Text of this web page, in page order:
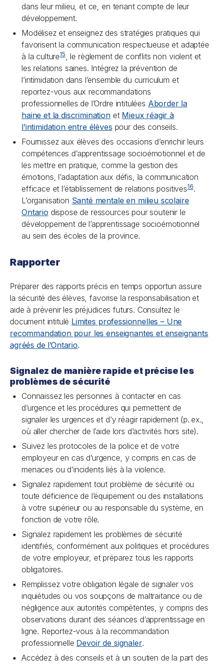
dans leur milieu, et ce, en tenant compte de leur
développement.
Modélisez et enseignez des stratégies pratiques qui
favorisent la communication respectueuse et adaptée
à la culture15, le règlement de conflits non violent et
les relations saines. Intégrez la prévention de
l’intimidation dans l’ensemble du curriculum et
reportez-vous aux recommandations
professionnelles de l’Ordre intitulées Aborder la
haine et la discriminationet Mieux réagir à
l’intimidation entre élèves pour des conseils.
Fournissez aux élèves des occasions d’enrichir leurs
compétences d’apprentissage socioémotionnel et de
les mettre en pratique, comme la gestion des
émotions, l’adaptation aux défis, la communication
efficace et l’établissement de relations positives16.
L’organisation Santé mentale en milieu scolaire
Ontario dispose de ressources pour soutenir le
développement de l’apprentissage socioémotionnel
au sein des écoles de la province.
Rapporter
Préparer des rapports précis en temps opportun assure
la sécurité des élèves, favorise la responsabilisation et
aide à prévenir les préjudices futurs. Consultez le
document intitulé Limites professionnelles – Une
recommandation pour les enseignantes et enseignants
agréés de l’Ontario.
Signalez de manière rapide et précise les
problèmes de sécurité
Connaissez les personnes à contacter en cas
d’urgence et les procédures qui permettent de
signaler les urgences et d’y réagir rapidement (p. ex.,
où aller chercher de l’aide lors d’activités hors site).
Suivez les protocoles de la police et de votre
employeur en cas d’urgence, y compris en cas de
menaces ou d’incidents liés à la violence.
Signalez rapidement tout problème de sécurité ou
toute déficience de l’équipement ou des installations
à votre supérieur ou au responsable du système, en
fonction de votre rôle.
Signalez rapidement les problèmes de sécurité
identifiés, conformément aux politiques et procédures
de votre employeur, et préparez tous les rapports
obligatoires.
Remplissez votre obligation légale de signaler vos
inquiétudes ou vos soupçons de maltraitance ou de
négligence aux autorités compétentes, y compris des
observations durant des séances d’apprentissage en
ligne. Reportez-vous à la recommandation
professionnelle Devoir de signaler.
Accédez à des conseils et à un soutien de la part des